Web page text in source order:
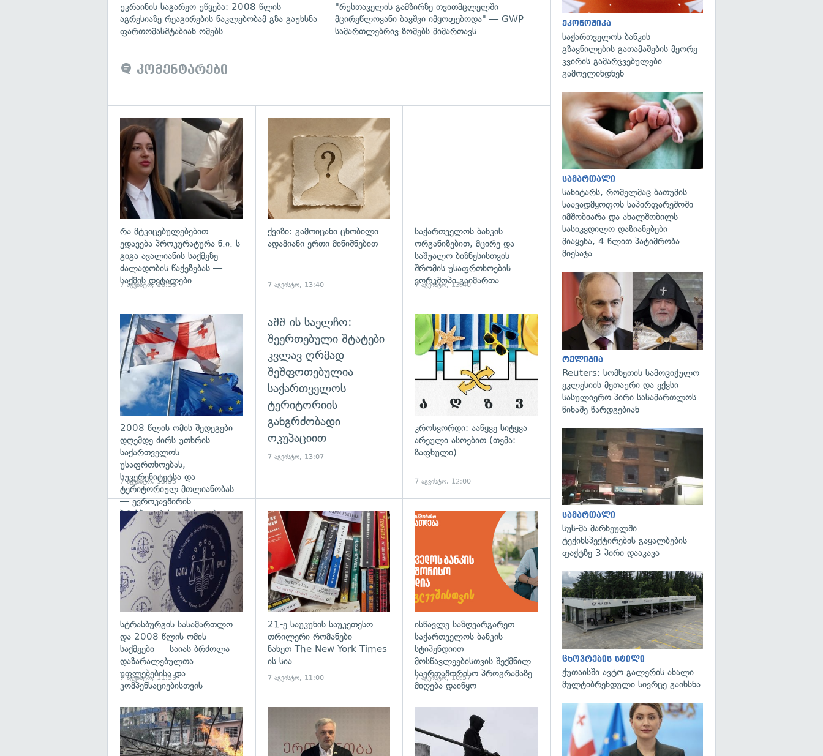
უკრაინის საგარეო უწყება: 2008 წლის
აგრესიაზე რეაგირების ნაკლებობამ გზა გაუხსნა
ფართომასშტაბიან ომებს
"რუსთაველის გამზირზე თვითმცლელში
მცირეწლოვანი ბავშვი იმყოფებოდა" — GWP
სამართლებრივ ზომებს მიმართავს
კომენტარები
რა მტკიცებულებებით
ედავება პროკურატურა ნ.ი.-ს
გიგა ავალიანის საქმეზე
ძალადობის წაქეზებას —
საქმის დეტალები
7 აგვისტო, 16:50
ქვიზი: გამოიცანი ცნობილი
ადამიანი ერთი მინიშნებით
7 აგვისტო, 13:40
საქართველოს ბანკის
ორგანიზებით, მცირე და
საშუალო ბიზნესისთვის
შრომის უსაფრთხოების
ვორკშოპი გაიმართა
7 აგვისტო, 13:40
გადახედვა
2008 წლის ომის შედეგები
დღემდე ძირს უთხრის
საქართველოს
უსაფრთხოებას,
სუვერენიტეტსა და
ტერიტორიულ მთლიანობას
— ევროკავშირის
პრესპიკერის განცხადება
7 აგვისტო, 13:35
აშშ-ის საელჩო:
შეერთებული შტატები
კვლავ ღრმად
შეშფოთებულია
საქართველოს
ტერიტორიის
განგრძობადი
ოკუპაციით
7 აგვისტო, 13:07
გადახედვა
კროსვორდი: ააწყვე სიტყვა
არეული ასოებით (თემა:
ზაფხული)
7 აგვისტო, 12:00
გადახედვა
სტრასბურგის სასამართლო
და 2008 წლის ომის
საქმეები — საიას ბრძოლა
დაზარალებულთა
უფლებებისა და
კომპენსაციებისთვის
7 აგვისტო, 11:53
გადახედვა
21-ე საუკუნის საუკეთესო
თრილერი რომანები —
ნახეთ The New York Times-
ის სია
7 აგვისტო, 11:00
ისწავლე საზღვარგარეთ
საქართველოს ბანკის
სტიპენდიით —
მოსწავლეებისთვის შექმნილ
საერთაშორისო პროგრამაზე
მიღება დაიწყო
7 აგვისტო, 10:57
გადახედვა
ეკონომიკა
საქართველოს ბანკის
გზავნილების გათამაშების მეორე
კვირის გამარჯვებულები
გამოვლინდნენ
სამართალი
სანიტარს, რომელმაც ბათუმის
საავადმყოფოს საპირფარეშოში
იმშობიარა და ახალშობილს
სასიკვდილო დაზიანებები
მიაყენა, 4 წლით პატიმრობა
მიესაჯა
რელიგია
Reuters: სომხეთის სამოციქულო
ეკლესიის მეთაური და ექვსი
სასულიერო პირი სასამართლოს
წინაშე წარდგებიან
სამართალი
სუს-მა მარნეულში
ტექინსპექტირების გაყალბების
ფაქტზე 3 პირი დააკავა
ცხოვრების სტილი
ქუთაისში ავტო გალერის ახალი
მულტიბრენდული სივრცე გაიხსნა